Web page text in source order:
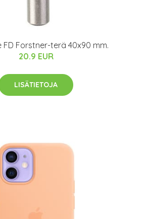
FD Forstner-terä 40x90 mm.
20.9 EUR
LISÄTIETOJA